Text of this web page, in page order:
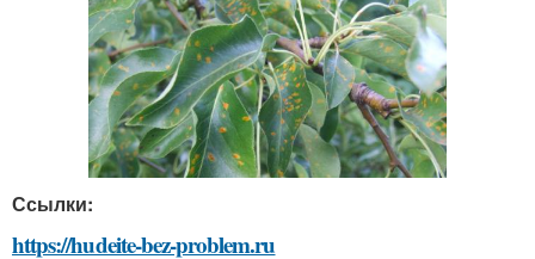
Ссылки:
https://hudeite-bez-problem.ru